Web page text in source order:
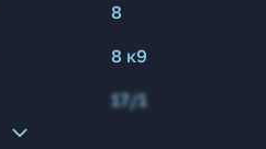
8
8 к9
17/1